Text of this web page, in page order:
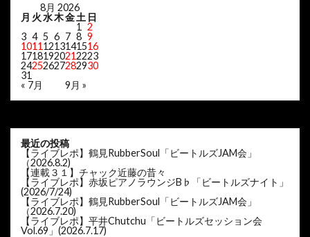
8月 2026
月 火水木金土 日
1 2
3 4 5 6 7 8 9
10111213141516
17181920212223
24252627282930
31
« 7月
9月 »
最近の投稿
【ライブレポ】鶴見RubberSoul「ビートルズJAM会」
（2026.8.2)
【連載３１】チャック近藤の昔々
【ライブレポ】赤坂ピアノラウンジB♭「ビートルズナイト」
(2026/7/24)
【ライブレポ】鶴見RubberSoul「ビートルズJAM会」
（2026.7.20)
【ライブレポ】平井Chutchu「ビートルズセッション会
Vol.69」(2026.7.17)